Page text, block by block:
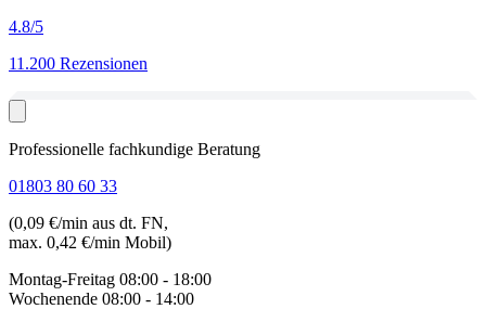
4.8/5
11.200 Rezensionen
Professionelle fachkundige Beratung
01803 80 60 33
(0,09 €/min aus dt. FN,
max. 0,42 €/min Mobil)
Montag-Freitag 08:00 - 18:00
Wochenende 08:00 - 14:00